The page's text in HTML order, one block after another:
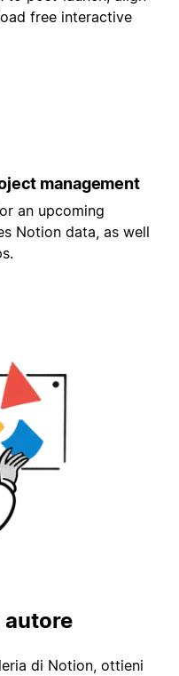
free interactive
management
an upcoming
Notion data, as well
autore
di Notion, ottieni